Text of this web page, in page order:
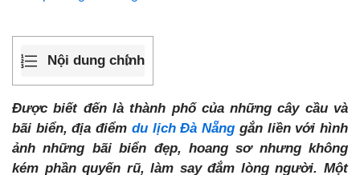
Nội dung chính
Được biết đến là thành phố của những cây cầu và
bãi biển, địa điểm du lịch Đà Nẵng gắn liền với hình
ảnh những bãi biển đẹp, hoang sơ nhưng không
kém phần quyến rũ, làm say đắm lòng người. Một